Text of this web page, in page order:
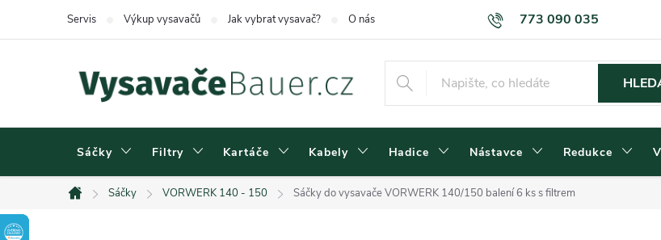
773 090 035
Servis Výkup vysavačů Jak vybrat vysavač? O nás Dodací podmínky Obchodní
Sáčky Filtry Kartáče Kabely Hadice Nástavce Redukce
Domů
Sáčky VORWERK 140 - 150 Sáčky do vysavače VORWERK 140/150 balení 6 ks s filtrem